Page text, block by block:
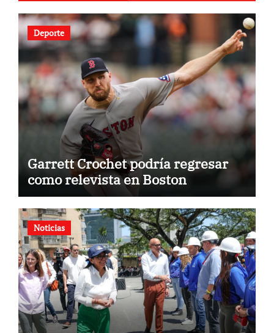
Deporte
Garrett Crochet podría regresar
como relevista en Boston
Noticias